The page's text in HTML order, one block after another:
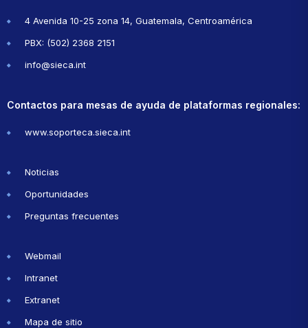
4 Avenida 10-25 zona 14, Guatemala, Centroamérica
PBX: (502) 2368 2151
info@sieca.int
Contactos para mesas de ayuda de plataformas regionales:
www.soporteca.sieca.int
Noticias
Oportunidades
Preguntas frecuentes
Webmail
Intranet
Extranet
Mapa de sitio